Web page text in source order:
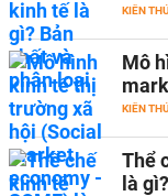
KIẾN
Mô
KIẾN
Thể
là